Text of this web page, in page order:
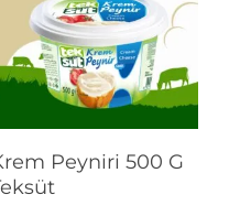
Devamını Oku
Peyniri 500 G